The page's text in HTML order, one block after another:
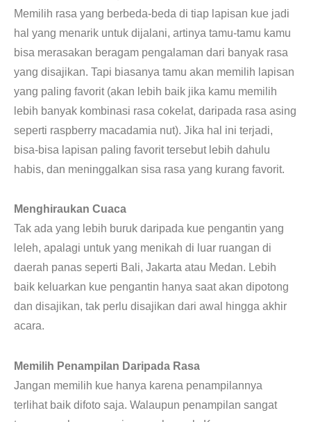
Memilih rasa yang berbeda-beda di tiap lapisan kue jadi
hal yang menarik untuk dijalani, artinya tamu-tamu kamu
bisa merasakan beragam pengalaman dari banyak rasa
yang disajikan. Tapi biasanya tamu akan memilih lapisan
yang paling favorit (akan lebih baik jika kamu memilih
lebih banyak kombinasi rasa cokelat, daripada rasa asing
seperti raspberry macadamia nut). Jika hal ini terjadi,
bisa-bisa lapisan paling favorit tersebut lebih dahulu
habis, dan meninggalkan sisa rasa yang kurang favorit.
Menghiraukan Cuaca
Tak ada yang lebih buruk daripada kue pengantin yang
leleh, apalagi untuk yang menikah di luar ruangan di
daerah panas seperti Bali, Jakarta atau Medan. Lebih
baik keluarkan kue pengantin hanya saat akan dipotong
dan disajikan, tak perlu disajikan dari awal hingga akhir
acara.
Memilih Penampilan Daripada Rasa
Jangan memilih kue hanya karena penampilannya
terlihat baik difoto saja. Walaupun penampilan sangat